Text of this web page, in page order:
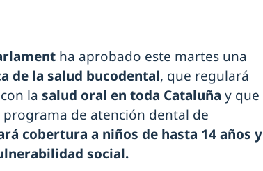
ha aprobado este martes una
de la salud bucodental, que regulará
la salud oral en toda Cataluña y que
de atención dental de
cobertura a niños de hasta 14 años y
social.